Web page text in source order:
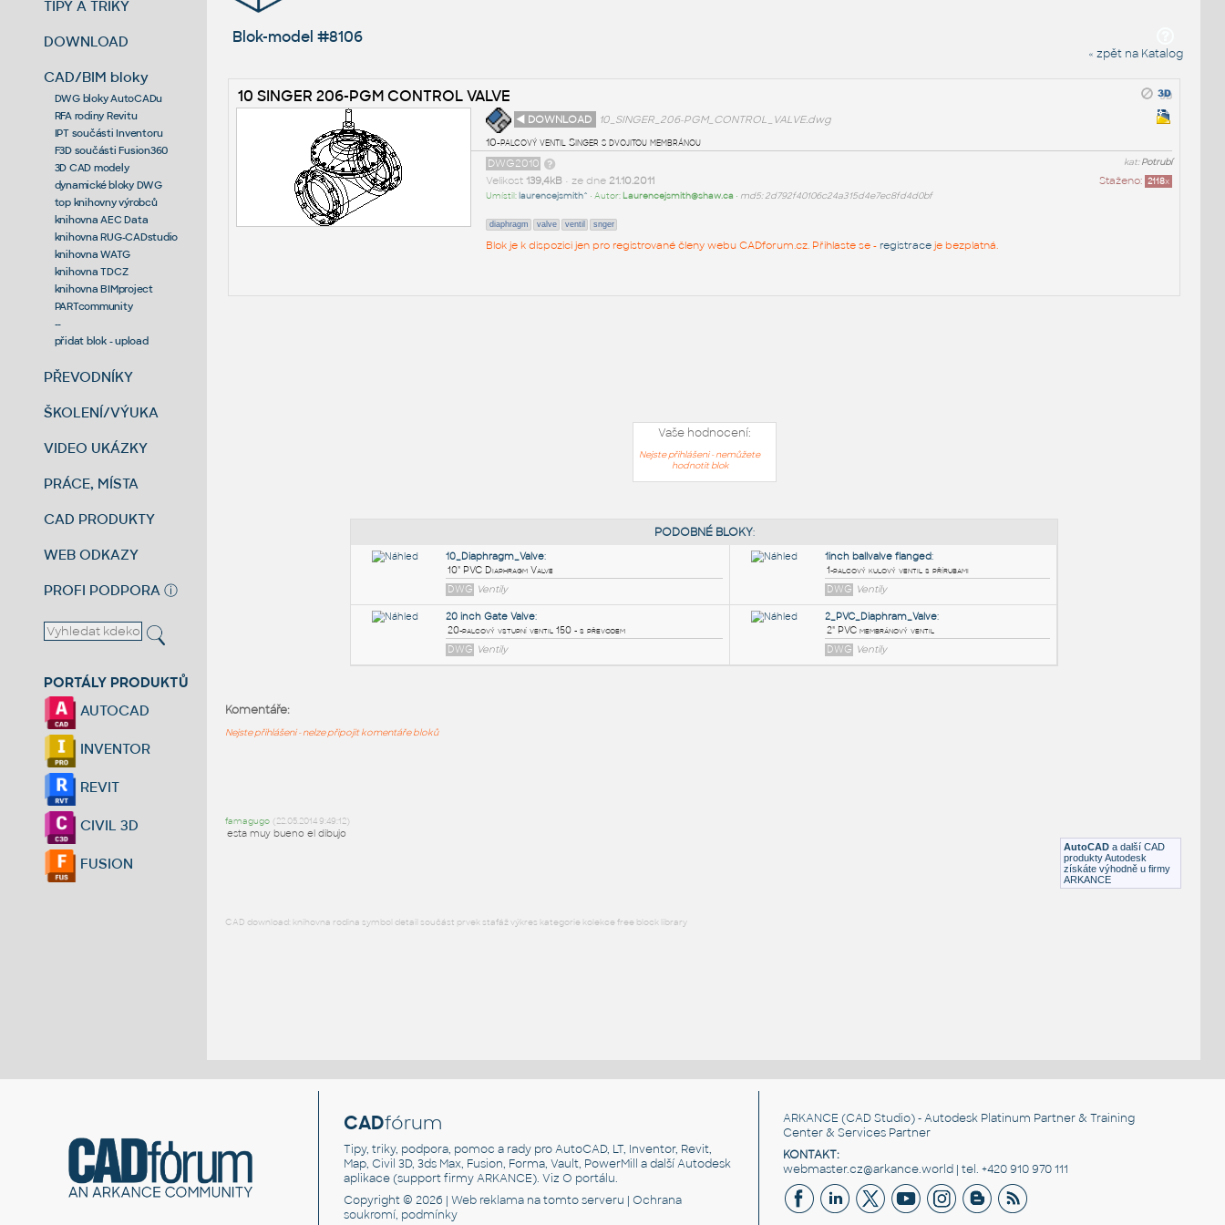
TIPY A TRIKY
DOWNLOAD
CAD/BIM bloky
DWG bloky AutoCADu
RFA rodiny Revitu
IPT součásti Inventoru
F3D součásti Fusion360
3D CAD modely
dynamické bloky DWG
top knihovny výrobců
knihovna AEC Data
knihovna RUG-CADstudio
knihovna WATG
knihovna TDCZ
knihovna BIMproject
PARTcommunity
--
přidat blok - upload
PŘEVODNÍKY
ŠKOLENÍ/VÝUKA
VIDEO UKÁZKY
PRÁCE, MÍSTA
CAD PRODUKTY
WEB ODKAZY
PROFI PODPORA ⓘ
PORTÁLY PRODUKTŮ
AUTOCAD
INVENTOR
REVIT
CIVIL 3D
FUSION
Blok-model #8106
« zpět na Katalog
10 SINGER 206-PGM CONTROL VALVE
◄ DOWNLOAD
10_SINGER_206-PGM_CONTROL_VALVE.dwg
10-palcový ventil Singer s dvojitou membránou
kat:Potrubí
DWG2010
Staženo: 2118x
Velikost 139,4kB• ze dne 21.10.2011
Umístil: laurencejsmith^ • Autor: Laurencejsmith@shaw.ca • md5: 2d792f40106c24a315d4e7ec8fd4d0bf
diaphragm valve ventil snger
Blok je k dispozici jen pro registrované členy webu CADforum.cz. Přihlaste se - registraceje bezplatná.
Vaše hodnocení:
Nejste přihlášeni - nemůžete
hodnotit blok
AutoCAD a další CAD
produkty Autodesk
získáte výhodně u firmy
ARKANCE
Komentáře:
Nejste přihlášeni - nelze připojit komentáře bloků
famagugo (22.05.2014 9:49:12)
esta muy bueno el dibujo
CAD download: knihovna rodina symbol detail součást prvek stafáž výkres kategorie kolekce free block library
CADfórum
Tipy, triky, podpora, pomoc a rady pro AutoCAD, LT, Inventor, Revit,
Map, Civil 3D, 3ds Max, Fusion, Forma, Vault, PowerMill a další Autodesk
aplikace (support firmy ARKANCE). VizO portálu.
Copyright © 2026 |Web reklama na tomto serveru |Ochrana
soukromí, podmínky
ARKANCE (CAD Studio) - Autodesk Platinum Partner & Training
Center & Services Partner
KONTAKT:
webmaster.cz@arkance.world | tel. +420 910 970 111